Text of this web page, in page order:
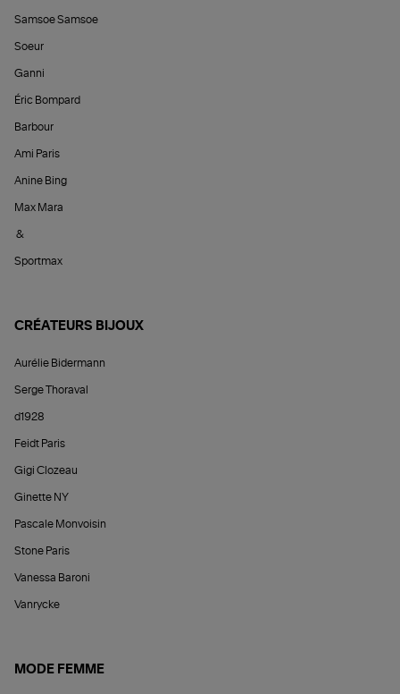
Samsoe Samsoe
Soeur
Ganni
Éric Bompard
Barbour
Ami Paris
Anine Bing
Max Mara
&
Sportmax
CRÉATEURS BIJOUX
Aurélie Bidermann
Serge Thoraval
d1928
Feidt Paris
Gigi Clozeau
Ginette NY
Pascale Monvoisin
Stone Paris
Vanessa Baroni
Vanrycke
MODE FEMME